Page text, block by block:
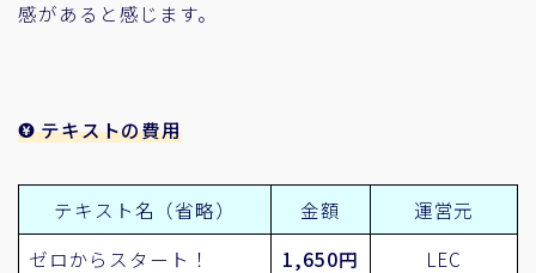
感があると感じます。
テキストの費用
テキスト名（省略） 金額
運営元
ゼロからスタート！
1,650円
LEC